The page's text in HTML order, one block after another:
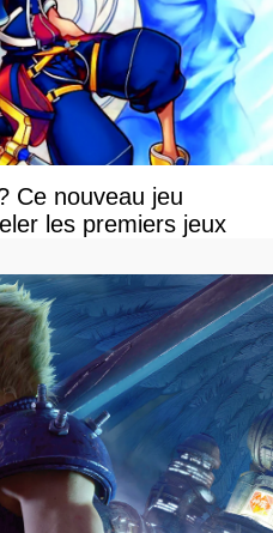
Ce nouveau jeu
les premiers jeux